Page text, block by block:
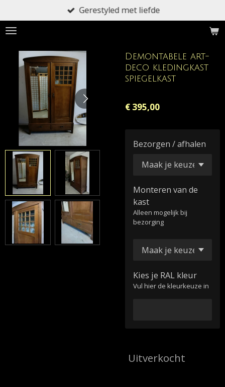
direct
naar
hoofdinhoud
Gerestyled met liefde
Demontabele art-
deco kledingkast
spiegelkast
€ 395,00
Bezorgen / afhalen
Monteren van de
kast
Alleen mogelijk bij
bezorging
Kies je RAL kleur
Vul hier de kleurkeuze in
Uitverkocht